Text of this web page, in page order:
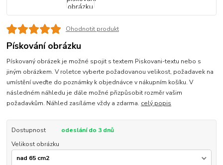
Ohodnotit produkt
Pískování obrázku
Pískovaný obrázek je možné spojit s textem Piskovani-textu nebo s
jiným obrázkem. V roletce vyberte požadovanou velikost, požadavek na
umístění uveďte do poznámky k objednávce v nákupním košíku. V
následném náhledu je dále možné přizpůsobit rozměr vašim
požadavkům. Náhled zasíláme vždy a zdarma. celý popis
Dostupnost
odeslání do 3 dnů
Velikost obrázku